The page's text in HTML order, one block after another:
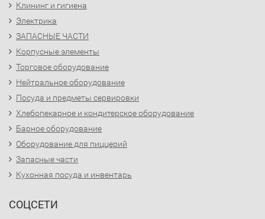
Клининг и гигиена
Электрика
ЗАПАСНЫЕ ЧАСТИ
Корпусные элементы
Торговое оборудование
Нейтральное оборудование
Посуда и предметы сервировки
Хлебопекарное и кондитерское оборудование
Барное оборудование
Оборудование для пиццерий
Запасные части
Кухонная посуда и инвентарь
СОЦСЕТИ